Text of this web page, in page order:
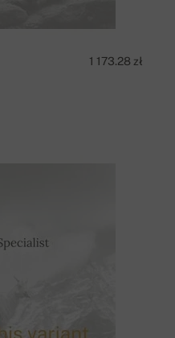
1 173.28 zł